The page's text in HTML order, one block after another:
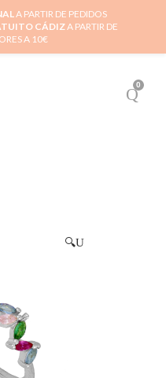
0
🔍
A PARTIR DE PEDIDOS
CÁDIZA PARTIR DE
A 10€